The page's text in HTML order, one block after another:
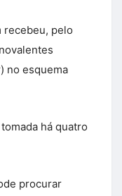
recebeu, pelo
no esquema
há quatro
procurar